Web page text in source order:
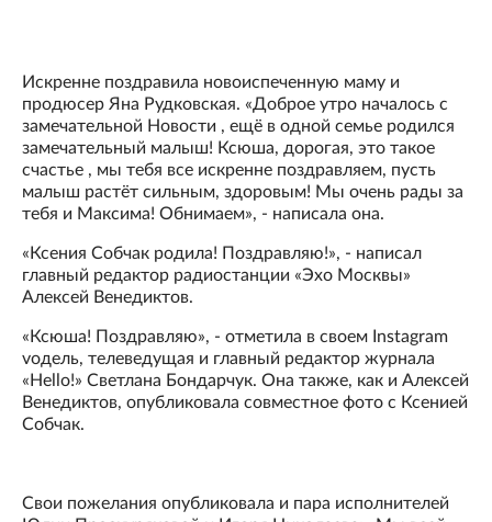
Искренне поздравила новоиспеченную маму и
продюсер Яна Рудковская. «Доброе утро началось с
замечательной Новости , ещё в одной семье родился
замечательный малыш! Ксюша, дорогая, это такое
счастье , мы тебя все искренне поздравляем, пусть
малыш растёт сильным, здоровым! Мы очень рады за
тебя и Максима! Обнимаем», - написала она.
«Ксения Собчак родила! Поздравляю!», - написал
главный редактор радиостанции «Эхо Москвы»
Алексей Венедиктов.
«Ксюша! Поздравляю», - отметила в своем Instagram
vодель, телеведущая и главный редактор журнала
«Hello!» Светлана Бондарчук. Она также, как и Алексей
Венедиктов, опубликовала совместное фото с Ксенией
Собчак.
Свои пожелания опубликовала и пара исполнителей